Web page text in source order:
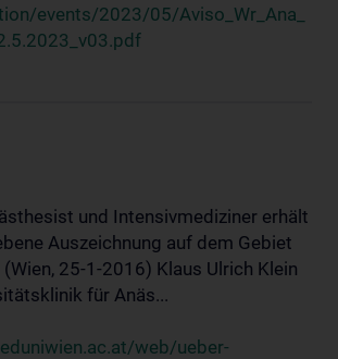
events/2023/05/Aviso_Wr_Ana_
und Intensivmediziner erhält
Auszeichnung auf dem Gebiet
25-1-2016) Klaus Ulrich Klein
für Anäs...
web/ueber-